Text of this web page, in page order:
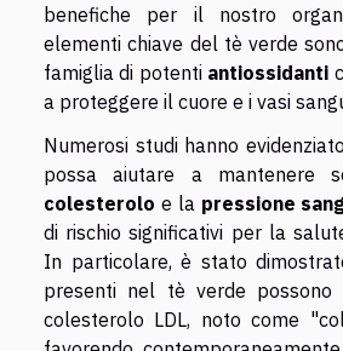
benefiche per il nostro
elementi chiave del tè verde
famiglia di potenti antiossidanti
a proteggere il cuore e i vasi
Numerosi studi hanno
possa aiutare a mantenere
colesterolo e la pressione
di rischio significativi per la
In particolare, è stato
presenti nel tè verde
colesterolo LDL, noto come